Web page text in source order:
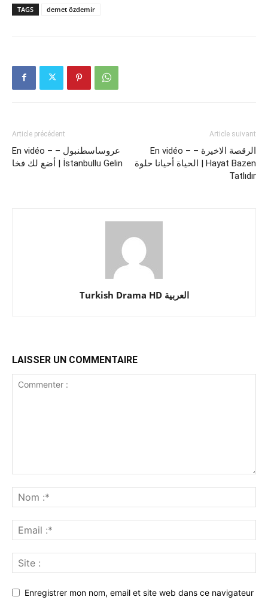
TAGS demet özdemir
Article précédent
En vidéo – عروساسطنبول –
أضع لك فخا | İstanbullu Gelin
Article suivant
En vidéo – الرقصة الاخيرة –
الحياة أحيانا حلوة | Hayat Bazen
Tatlıdır
Turkish Drama HD العربية
LAISSER UN COMMENTAIRE
Enregistrer mon nom, email et site web dans ce navigateur